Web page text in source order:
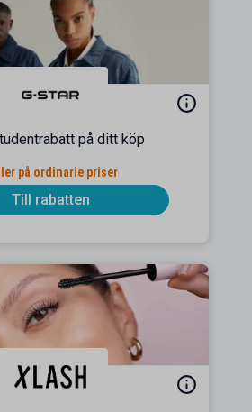
på ditt köp
på ordinarie priser
Till rabatten